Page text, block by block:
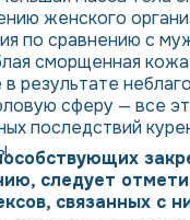
женского
по сравнению с
сморщенная
результате
сферу — все
последствий
следует
связанных с